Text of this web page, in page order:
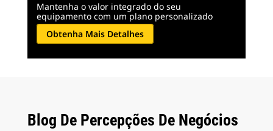
Mantenha o valor integrado do seu
equipamento com um plano personalizado
Obtenha Mais Detalhes
Blog De Percepções De Negócios